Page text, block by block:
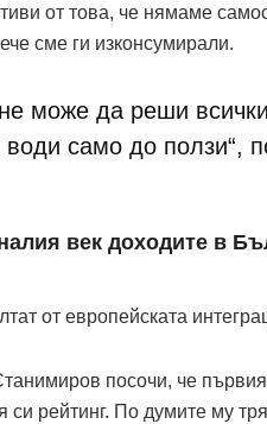
от това, че нямаме
сме ги изконсумирали.
може да реши
води само до ползи“,
век доходите в
от европейската
посочи, че
си рейтинг. По думите му